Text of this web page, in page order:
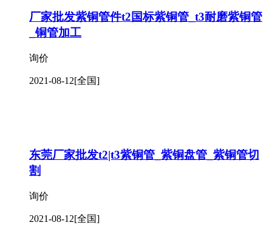
厂家批发紫铜管件t2国标紫铜管_t3耐磨紫铜管
_铜管加工
询价
2021-08-12[全国]
东莞厂家批发t2|t3紫铜管_紫铜盘管_紫铜管切
割
询价
2021-08-12[全国]